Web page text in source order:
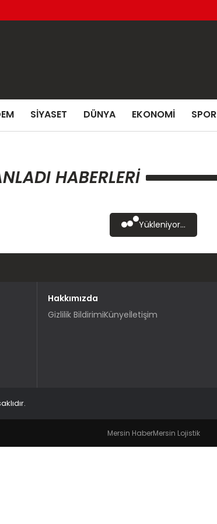
SIYASET DÜNYA EKONOMI SPOR
HABERLERI
Yükleniyor...
Hakkımızda
Gizlilik BildirimiKünyeİletişim
Mersin HaberMersin Lojistik